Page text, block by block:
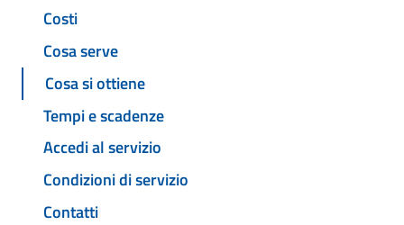
Costi
Cosa serve
Cosa si ottiene
Tempi e scadenze
Accedi al servizio
Condizioni di servizio
Contatti